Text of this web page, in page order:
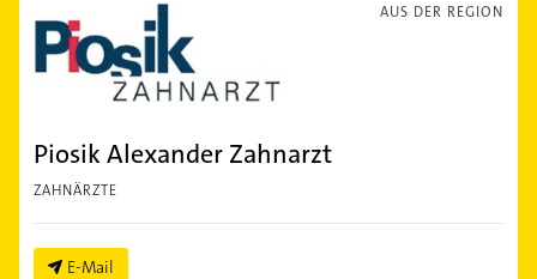
AUS DER REGION
Piosik Alexander Zahnarzt
ZAHNÄRZTE
E-Mail